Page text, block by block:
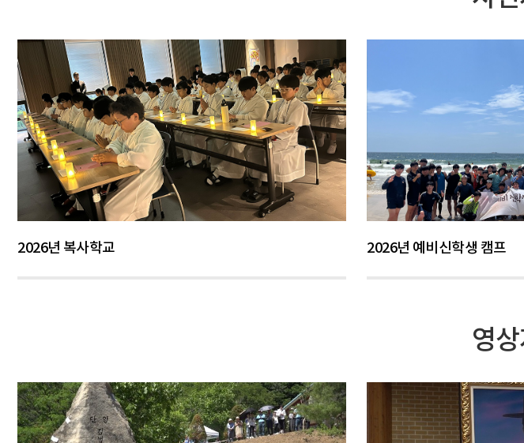
2026년 복사학교 2026년 예비신학생 캠프
영